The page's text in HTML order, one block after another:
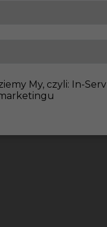
My, czyli: In-Serv